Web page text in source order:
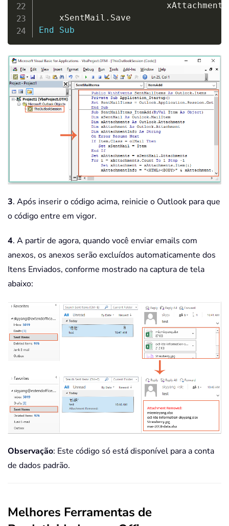
    xSentMail
.
End
Sub
3. Após inserir o código acima, reinicie o Outlook para que
o código entre em vigor.
4. A partir de agora, quando você enviar emails com
anexos, os anexos serão excluídos automaticamente dos
Itens Enviados, conforme mostrado na captura de tela
abaixo:
Observação: Este código só está disponível para a conta
de dados padrão.
Melhores Ferramentas de